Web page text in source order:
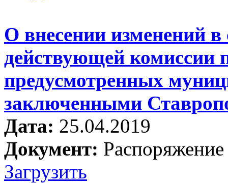
О внесении изменений в
действующей комиссии
предусмотренных
заключенными
Дата: 25.04.2019
Документ:
Загрузить